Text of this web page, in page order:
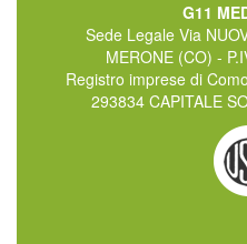
G11
Sede Legale Via
MERONE (CO) -
Registro imprese di
293834 CAPITALE